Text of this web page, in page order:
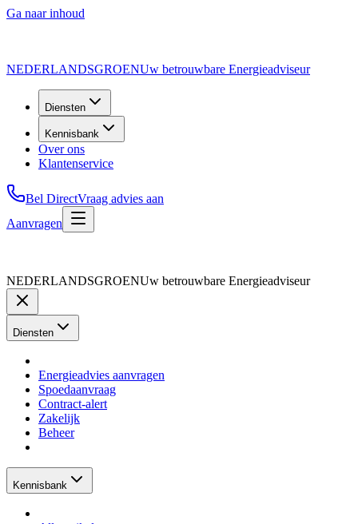
Ga naar inhoud
NEDERLANDSGROENUw betrouwbare Energieadviseur
Diensten
Kennisbank
Over ons
Klantenservice
Bel DirectVraag advies aan
Aanvragen
NEDERLANDSGROENUw betrouwbare Energieadviseur
Diensten
Energieadvies aanvragen
Spoedaanvraag
Contract-alert
Zakelijk
Beheer
Kennisbank